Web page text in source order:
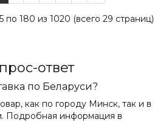
по 180 из 1020 (всего 29 страниц)
ответ
по Беларуси?
как по городу Минск, так и в
Подробная информация в